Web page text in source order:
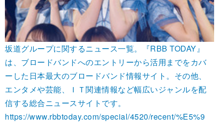
坂道グループに関するニュース一覧。『RBB TODAY』
は、ブロードバンドへのエントリーから活用までをカバ
ーした日本最大のブロードバンド情報サイト。その他、
エンタメや芸能、ＩＴ関連情報など幅広いジャンルを配
信する総合ニュースサイトです。
https://www.rbbtoday.com/special/4520/recent/%E5%9